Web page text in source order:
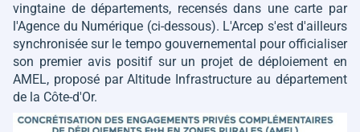
vingtaine de départements, recensés dans une carte par
l'Agence du Numérique (ci-dessous). L'Arcep s'est d'ailleurs
synchronisée sur le tempo gouvernemental pour officialiser
son premier avis positif sur un projet de déploiement en
AMEL, proposé par Altitude Infrastructure au département
de la Côte-d'Or.